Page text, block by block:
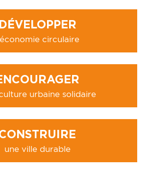
DÉVELOPPER
circulaire
urbaine solidaire
une ville durable